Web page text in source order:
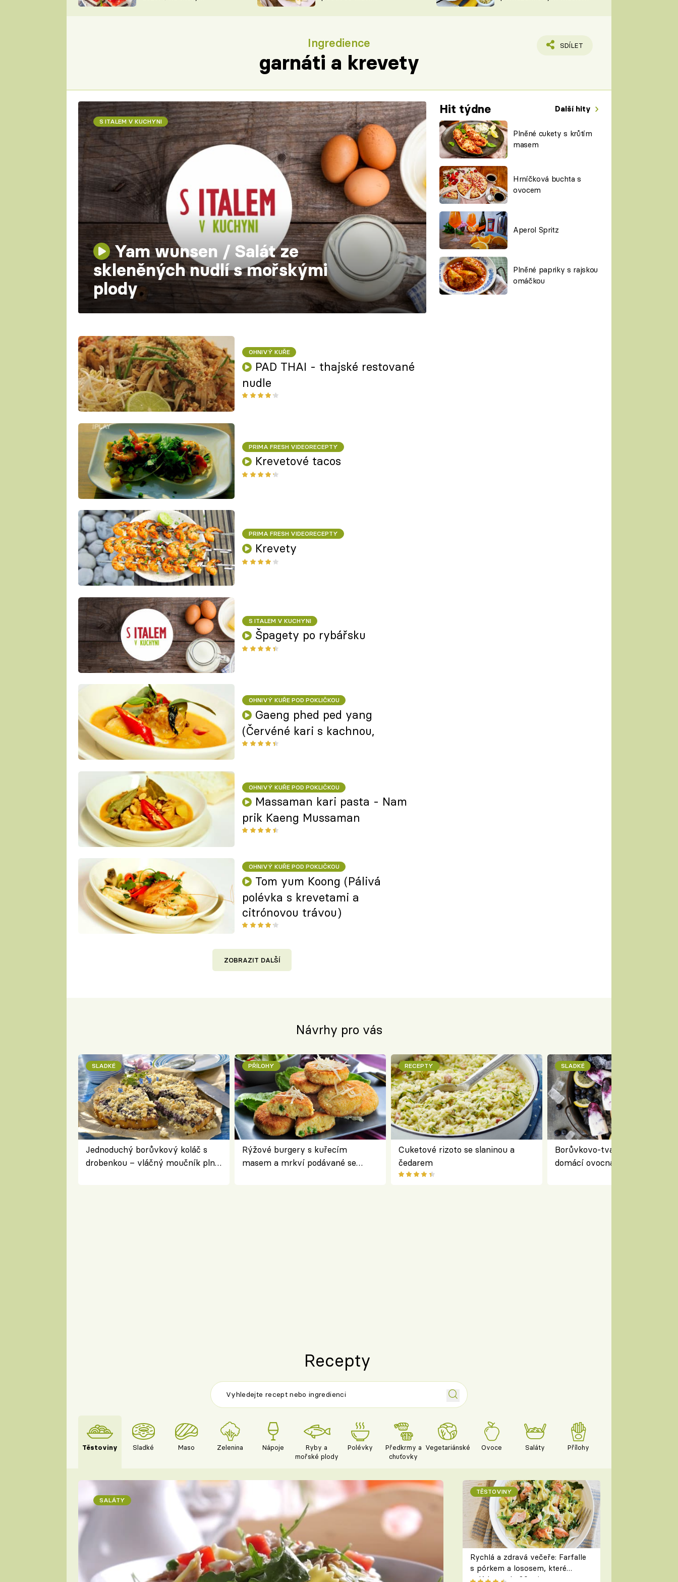
ŠÉFREDAKTORKY
Ingredience
garnáti a krevety
SDÍLET
Hit týdne Další hity
Plněné cukety s krůtím
masem
Hrníčková buchta s
ovocem
Aperol Spritz
Plněné papriky s rajskou
omáčkou
S ITALEM V KUCHYNI
Yam wunsen / Salát ze
skleněných nudlí s mořskými
plody
OHNIVÝ KUŘE
PAD THAI - thajské restované
nudle
PRIMA FRESH VIDEORECEPTY
Krevetové tacos
PRIMA FRESH VIDEORECEPTY
Krevety
S ITALEM V KUCHYNI
Špagety po rybářsku
OHNIVÝ KUŘE POD POKLIČKOU
Gaeng phed ped yang
(Červéné kari s kachnou,
OHNIVÝ KUŘE POD POKLIČKOU
Massaman kari pasta - Nam
prik Kaeng Mussaman
OHNIVÝ KUŘE POD POKLIČKOU
Tom yum Koong (Pálivá
polévka s krevetami a
citrónovou trávou)
ZOBRAZIT DALŠÍ
Návrhy pro vás
SLADKÉ
Jednoduchý borůvkový koláč s
drobenkou – vláčný moučník plný
PŘÍLOHY
Rýžové burgery s kuřecím
masem a mrkví podávané se
RECEPTY
Cuketové rizoto se slaninou a
čedarem
SLADKÉ
Borůvkovo-tvarohové nanuky
domácí ovocná zmrzlina na
Recepty
Těstoviny Sladké Maso Zelenina Nápoje
Ryby a
mořské plody
Polévky
Předkrmy a
chuťovky
Vegetariánské Ovoce Saláty Přílohy
SALÁTY
TĚSTOVINY
Rychlá a zdravá večeře: Farfalle
s pórkem a lososem, které
zvládnete do 30 minut